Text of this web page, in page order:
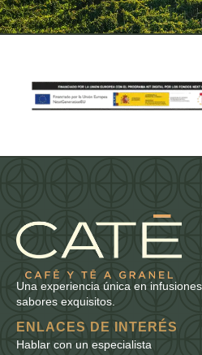
Una experiencia única en
sabores exquisitos.
ENLACES DE INTERÉS
Hablar con un especialista